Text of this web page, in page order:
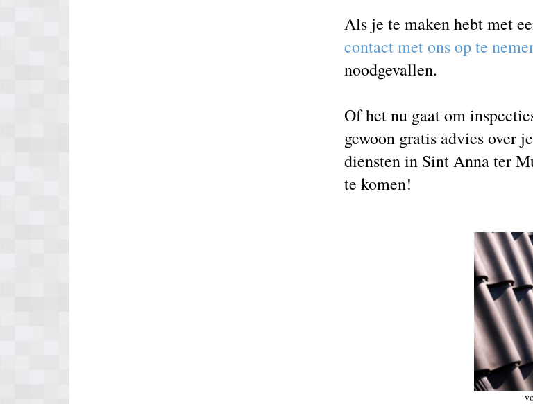
Als je te maken hebt met
contact met ons op te
noodgevallen.
Of het nu gaat om
gewoon gratis advies over
diensten in Sint Anna ter
te komen!